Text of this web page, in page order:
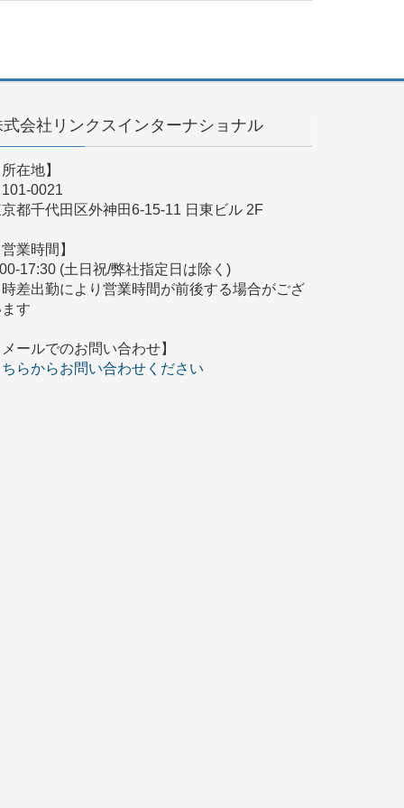
式会社リンクスインターナショナル
在地】
0021
都千代田区外神田6-15-11 日東ビル 2F
業時間】
17:30 (土日祝/弊社指定日は除く)
差出勤により営業時間が前後する場合がござ
す
ールでのお問い合わせ】
らからお問い合わせください